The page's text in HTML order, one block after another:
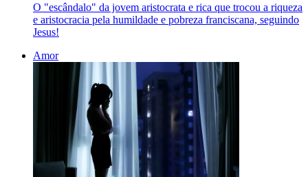
O "escândalo" da jovem aristocrata e rica que trocou a riqueza
e aristocracia pela humildade e pobreza franciscana, seguindo
Jesus!
Amor